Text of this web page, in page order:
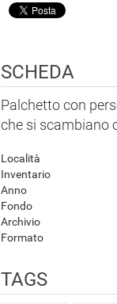
SCHEDA
Palchetto con
che si scambiano
Località
Inventario
Anno
Fondo
Archivio
Formato
TAGS